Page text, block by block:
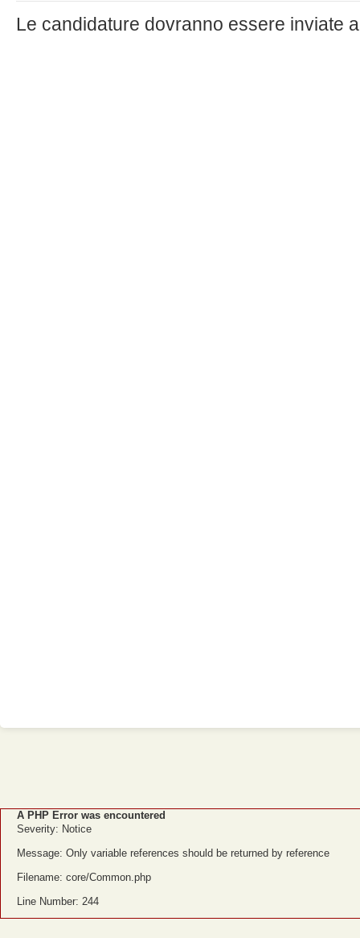
Le candidature dovranno essere inviate
A PHP Error was encountered
Severity: Notice
Message: Only variable references should be returned by reference
Filename: core/Common.php
Line Number: 244